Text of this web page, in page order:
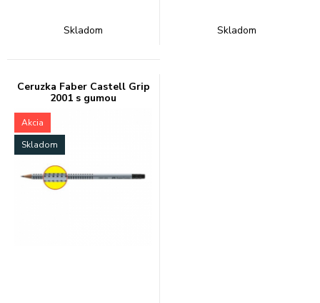
Skladom Skladom
Ceruzka Faber Castell Grip
2001 s gumou
Akcia
Skladom